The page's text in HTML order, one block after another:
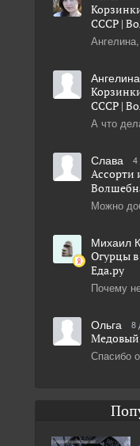
СССР |
Ангелина
А что
СССР |
Слава 4
Можно
Ассорти
Михаил
Почему
Огурцы
Eда.ру
Ольга 8
Спасибо
Медовый